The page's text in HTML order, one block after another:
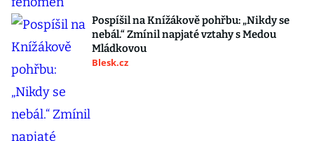
Pospíšil na Knížákově pohřbu: „Nikdy se
nebál.“ Zmínil napjaté vztahy s Medou
Mládkovou
Blesk.cz